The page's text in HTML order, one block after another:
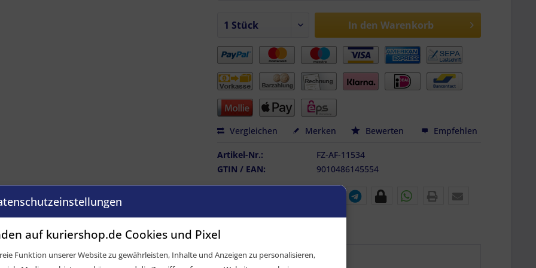
In den Warenkorb
Vergleichen Merken Bewerten Empfehlen
Artikel-Nr.:
FZ-AF-11534
GTIN / EAN:
9010486145554
auf kuriershop.de Cookies und Pixel
Funktion unserer Website zu gewährleisten, Inhalte und Anzeigen zu personalisieren,